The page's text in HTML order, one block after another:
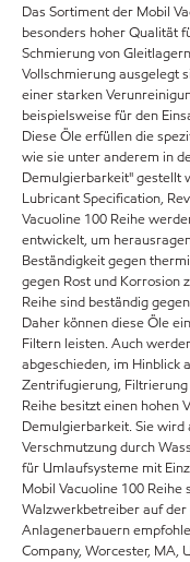
Das Sortiment der Mobil
besonders hoher Qualität
Schmierung von
Vollschmierung ausgelegt
einer starken
beispielsweise für den
Diese Öle erfüllen die
wie sie unter anderem in
Demulgierbarkeit" gestellt
Lubricant Specification,
Vacuoline 100 Reihe
entwickelt, um
Beständigkeit gegen
gegen Rost und Korrosion
Reihe sind beständig
Daher können diese Öle
Filtern leisten. Auch
abgeschieden, im Hinblick
Zentrifugierung,
Reihe besitzt einen hohen
Demulgierbarkeit. Sie
Verschmutzung durch
für Umlaufsysteme mit
Mobil Vacuoline 100
Walzwerkbetreiber auf
Anlagenerbauern
Company, Worcester, MA,